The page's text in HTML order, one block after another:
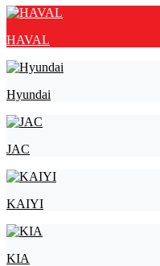
HAVAL
Hyundai
JAC
KAIYI
KIA